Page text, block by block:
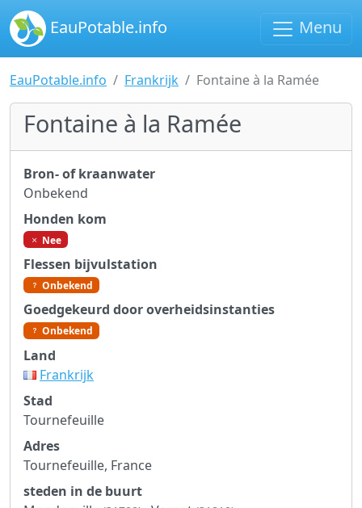
EauPotable.info Menu
EauPotable.info Frankrijk Fontaine à la Ramée
Fontaine à la Ramée
Bron- of kraanwater
Onbekend
Honden kom
Nee
Flessen bijvulstation
Onbekend
Goedgekeurd door overheidsinstanties
Onbekend
Land
Frankrijk
Stad
Tournefeuille
Adres
Tournefeuille, France
steden in de buurt